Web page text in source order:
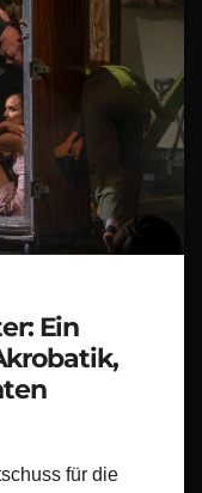
Ein
für die